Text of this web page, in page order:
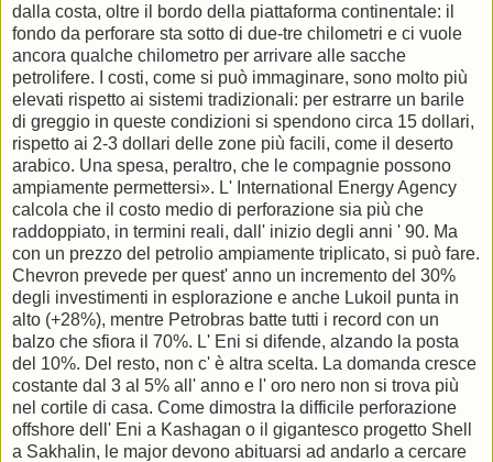
dalla costa, oltre il bordo della piattaforma continentale: il
fondo da perforare sta sotto di due-tre chilometri e ci vuole
ancora qualche chilometro per arrivare alle sacche
petrolifere. I costi, come si può immaginare, sono molto più
elevati rispetto ai sistemi tradizionali: per estrarre un barile
di greggio in queste condizioni si spendono circa 15 dollari,
rispetto ai 2-3 dollari delle zone più facili, come il deserto
arabico. Una spesa, peraltro, che le compagnie possono
ampiamente permettersi». L' International Energy Agency
calcola che il costo medio di perforazione sia più che
raddoppiato, in termini reali, dall' inizio degli anni ' 90. Ma
con un prezzo del petrolio ampiamente triplicato, si può fare.
Chevron prevede per quest' anno un incremento del 30%
degli investimenti in esplorazione e anche Lukoil punta in
alto (+28%), mentre Petrobras batte tutti i record con un
balzo che sfiora il 70%. L' Eni si difende, alzando la posta
del 10%. Del resto, non c' è altra scelta. La domanda cresce
costante dal 3 al 5% all' anno e l' oro nero non si trova più
nel cortile di casa. Come dimostra la difficile perforazione
offshore dell' Eni a Kashagan o il gigantesco progetto Shell
a Sakhalin, le major devono abituarsi ad andarlo a cercare